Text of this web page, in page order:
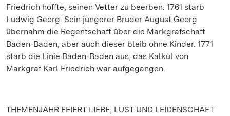
Friedrich hoffte, seinen Vetter zu beerben. 1761 starb
Ludwig Georg. Sein jüngerer Bruder August Georg
übernahm die Regentschaft über die Markgrafschaft
Baden-Baden, aber auch dieser bleib ohne Kinder. 1771
starb die Linie Baden-Baden aus, das Kalkül von
Markgraf Karl Friedrich war aufgegangen.
THEMENJAHR FEIERT LIEBE, LUST UND LEIDENSCHAFT